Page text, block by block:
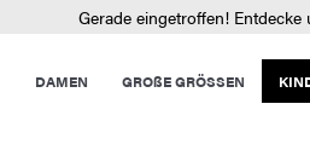
Gerade eingetroffen!
DAMEN GROßE GRÖSSEN